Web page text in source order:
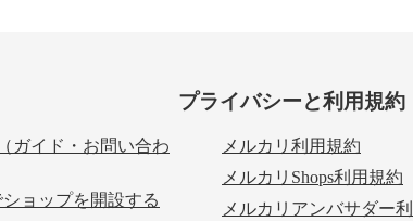
ガイド・お問い合わ
ショップを開設する
プライバシーと利用規約
メルカリ利用規約
メルカリShops利用規約
メルカリアンバサダー